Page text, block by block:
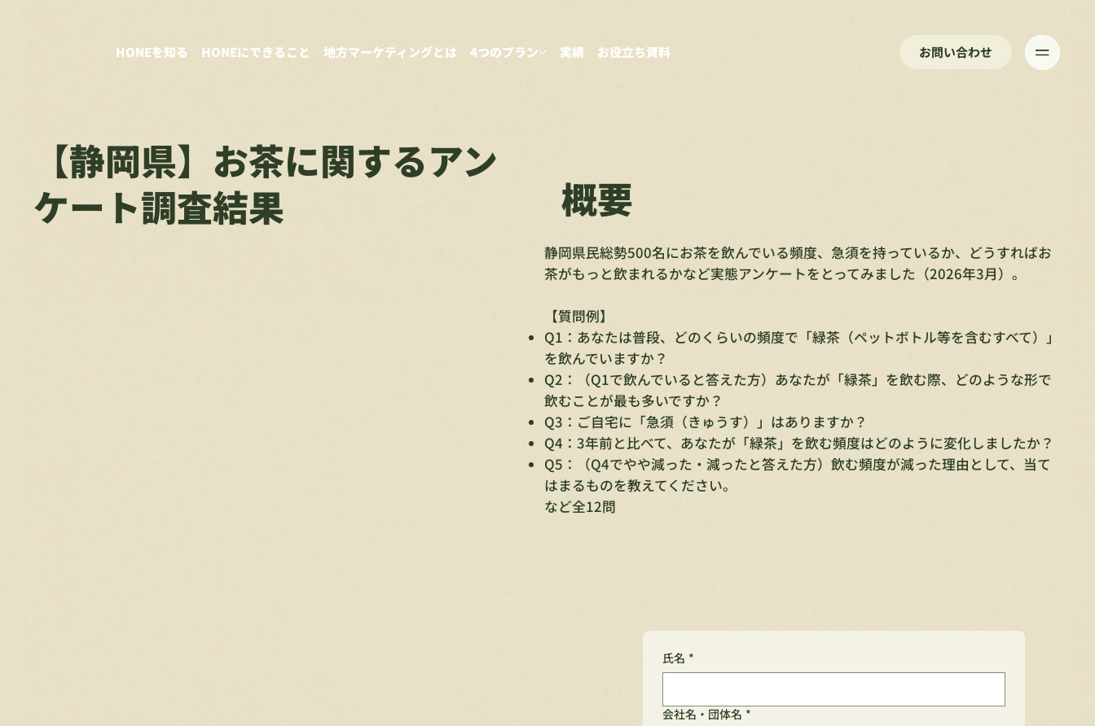
お問い合わせ
HONEを知る HONEにできること 地方マーケティングとは 4つのプラン 実績 お役立ち資料
【静岡県】お茶に関するアン
ケート調査結果
概要
静岡県民総勢500名にお茶を飲んでいる頻度、急須を持っているか、どうすればお
茶がもっと飲まれるかなど実態アンケートをとってみました（2026年3月）。
【質問例】
Q1：あなたは普段、どのくらいの頻度で「緑茶（ペットボトル等を含むすべて）」
を飲んでいますか？
Q2：（Q1で飲んでいると答えた方）あなたが「緑茶」を飲む際、どのような形で
飲むことが最も多いですか？
Q3：ご自宅に「急須（きゅうす）」はありますか？
Q4：3年前と比べて、あなたが「緑茶」を飲む頻度はどのように変化しましたか？
Q5：（Q4でやや減った・減ったと答えた方）飲む頻度が減った理由として、当て
はまるものを教えてください。
など全12問
氏名 *
会社名・団体名 *